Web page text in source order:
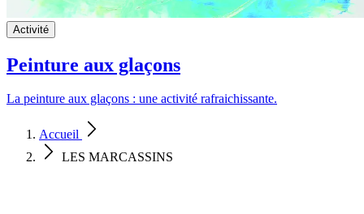
Activité
Peinture aux glaçons
La peinture aux glaçons : une activité rafraichissante.
Accueil
LES MARCASSINS